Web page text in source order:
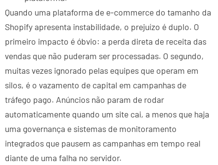
Quando uma plataforma de e-commerce do tamanho da
Shopify apresenta instabilidade, o prejuízo é duplo. O
primeiro impacto é óbvio: a perda direta de receita das
vendas que não puderam ser processadas. O segundo,
muitas vezes ignorado pelas equipes que operam em
silos, é o vazamento de capital em campanhas de
tráfego pago. Anúncios não param de rodar
automaticamente quando um site cai, a menos que haja
uma governança e sistemas de monitoramento
integrados que pausem as campanhas em tempo real
diante de uma falha no servidor.